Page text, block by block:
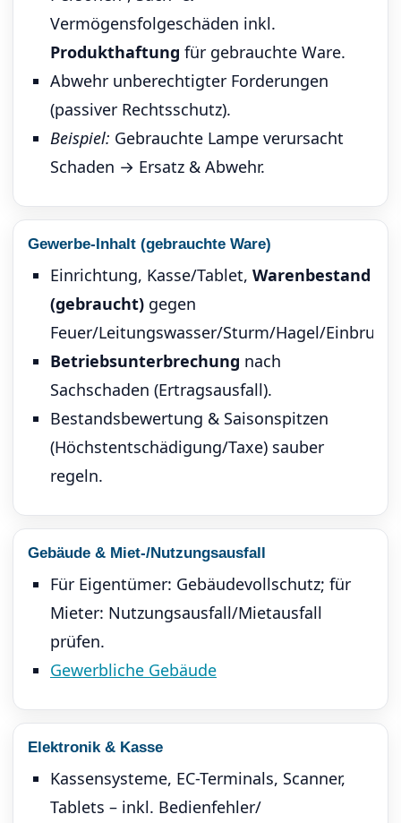
Vermögensfolgeschäden inkl.
Produkthaftung für gebrauchte Ware.
Abwehr unberechtigter Forderungen
(passiver Rechtsschutz).
Beispiel: Gebrauchte Lampe verursacht
Schaden → Ersatz & Abwehr.
Gewerbe-Inhalt (gebrauchte Ware)
Einrichtung, Kasse/Tablet, Warenbestand
(gebraucht) gegen
Feuer/Leitungswasser/Sturm/Hagel/
Betriebsunterbrechung nach
Sachschaden (Ertragsausfall).
Bestandsbewertung & Saisonspitzen
(Höchstentschädigung/Taxe) sauber
regeln.
Gebäude & Miet-/Nutzungsausfall
Für Eigentümer: Gebäudevollschutz; für
Mieter: Nutzungsausfall/Mietausfall
prüfen.
Gewerbliche Gebäude
Elektronik & Kasse
Kassensysteme, EC-Terminals, Scanner,
Tablets – inkl. Bedienfehler/